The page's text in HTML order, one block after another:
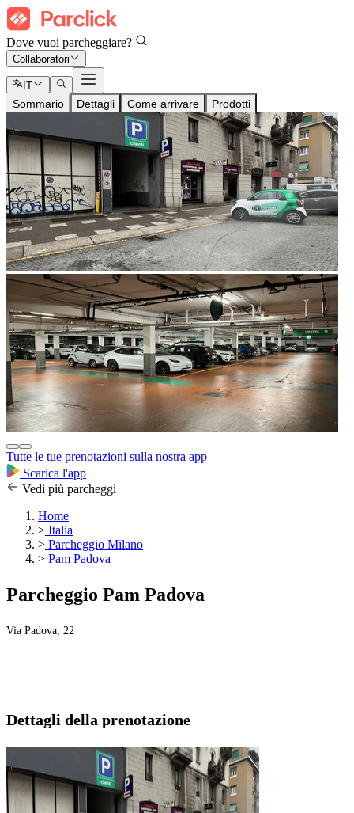
Dove vuoi parcheggiare?
Collaboratori
IT
Sommario Dettagli Come arrivare Prodotti
Tutte le tue prenotazioni sulla nostra app
Scarica l'app
Vedi più parcheggi
Home
> Italia
> Parcheggio Milano
> Pam Padova
Parcheggio Pam Padova
Via Padova, 22
Dettagli della prenotazione